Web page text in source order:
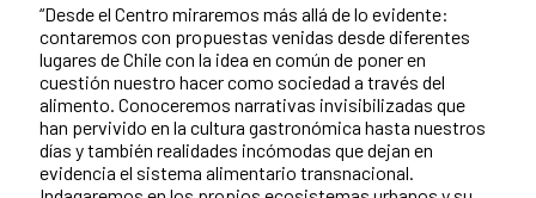
“Desde el Centro miraremos más allá de lo evidente:
contaremos con propuestas venidas desde diferentes
lugares de Chile con la idea en común de poner en
cuestión nuestro hacer como sociedad a través del
alimento. Conoceremos narrativas invisibilizadas que
han pervivido en la cultura gastronómica hasta nuestros
días y también realidades incómodas que dejan en
evidencia el sistema alimentario transnacional.